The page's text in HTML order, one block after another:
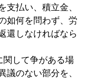
払い、積立金、
如何を問わず、労
還しなければなら
して争がある場
のない部分を、